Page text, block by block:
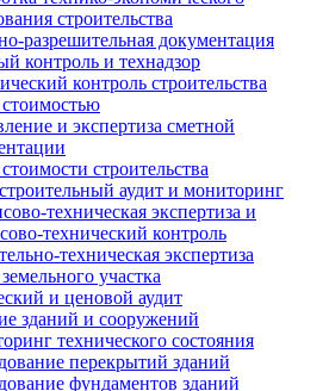
строительства
разрешительная документация
контроль и технадзор
контроль строительства
и экспертиза сметной
строительства
аудит и мониторинг
техническая экспертиза и
технический контроль
техническая экспертиза
участка
и ценовой аудит
зданий и сооружений
технического состояния
перекрытий зданий
фундаментов зданий